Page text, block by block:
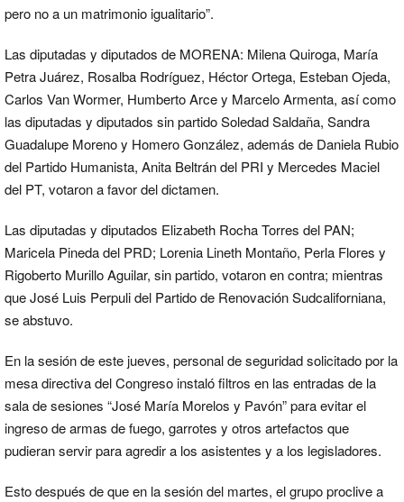
pero no a un matrimonio igualitario”.
Las diputadas y diputados de MORENA: Milena Quiroga, María
Petra Juárez, Rosalba Rodríguez, Héctor Ortega, Esteban Ojeda,
Carlos Van Wormer, Humberto Arce y Marcelo Armenta, así como
las diputadas y diputados sin partido Soledad Saldaña, Sandra
Guadalupe Moreno y Homero González, además de Daniela Rubio
del Partido Humanista, Anita Beltrán del PRI y Mercedes Maciel
del PT, votaron a favor del dictamen.
Las diputadas y diputados Elizabeth Rocha Torres del PAN;
Maricela Pineda del PRD; Lorenia Lineth Montaño, Perla Flores y
Rigoberto Murillo Aguilar, sin partido, votaron en contra; mientras
que José Luis Perpuli del Partido de Renovación Sudcaliforniana,
se abstuvo.
En la sesión de este jueves, personal de seguridad solicitado por la
mesa directiva del Congreso instaló filtros en las entradas de la
sala de sesiones “José María Morelos y Pavón” para evitar el
ingreso de armas de fuego, garrotes y otros artefactos que
pudieran servir para agredir a los asistentes y a los legisladores.
Esto después de que en la sesión del martes, el grupo proclive a